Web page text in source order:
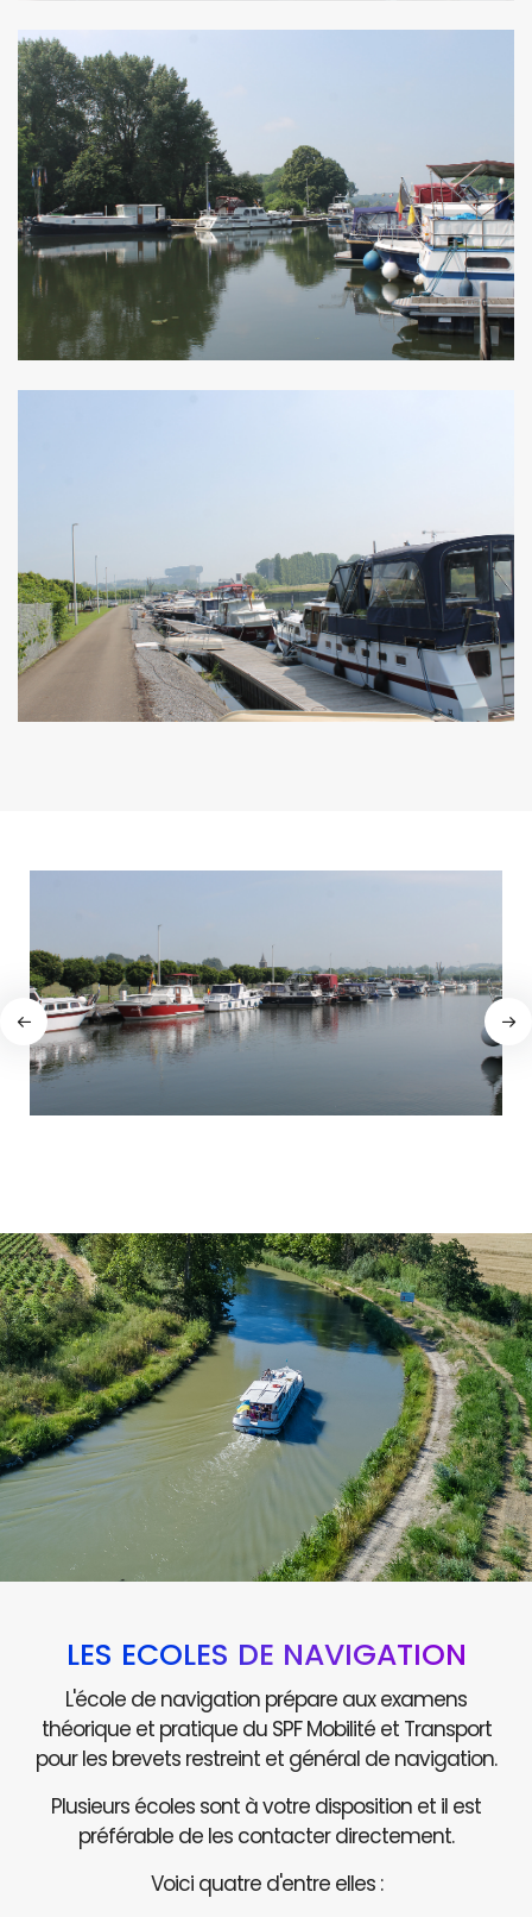
LES ÉCOLES DE NAVIGATION
L'école de navigation prépare aux examens
théorique et pratique du SPF Mobilité et Transport
pour les brevets restreint et général de navigation.
Plusieurs écoles sont à votre disposition et il est
préférable de les contacter directement.
Voici quatre d'entre elles :